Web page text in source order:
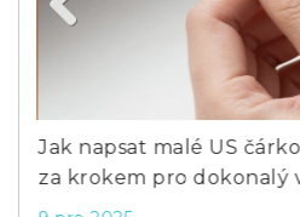
Jak napsat malé US
za krokem pro dokonalý